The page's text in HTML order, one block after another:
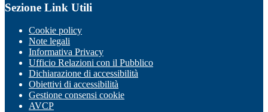
Sezione Link Utili
Cookie policy
Note legali
Informativa Privacy
Ufficio Relazioni con il Pubblico
Dichiarazione di accessibilità
Obiettivi di accessibilità
Gestione consensi cookie
AVCP